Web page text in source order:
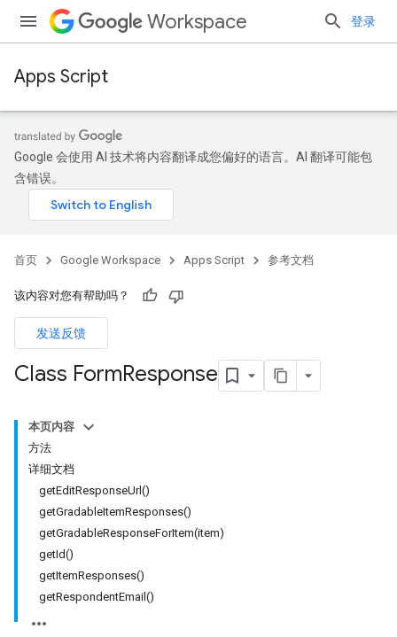
Workspace 登录
Apps Script
Google 会使用 AI 技术将内容翻译成您偏好的语言。AI 翻译可能包
含错误。
首页 Google Workspace Apps Script 参考文档
该内容对您有帮助吗？
发送反馈
Class FormResponse
本页内容
方法
详细文档
getEditResponseUrl()
getGradableItemResponses()
getGradableResponseForItem(item)
getId()
getItemResponses()
getRespondentEmail()